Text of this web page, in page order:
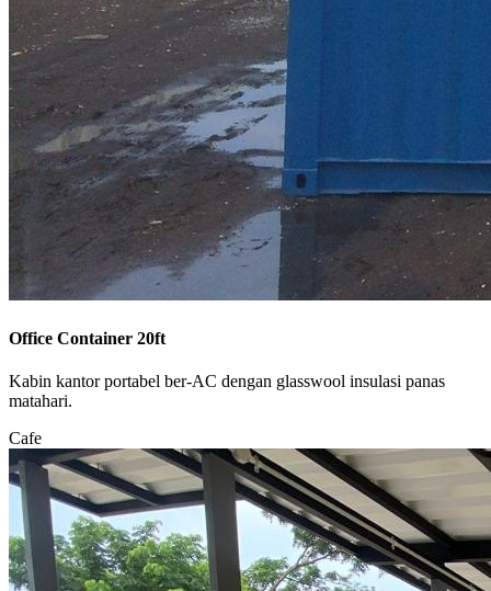
Office Container 20ft
Kabin kantor portabel ber-AC dengan glasswool insulasi panas
matahari.
Cafe